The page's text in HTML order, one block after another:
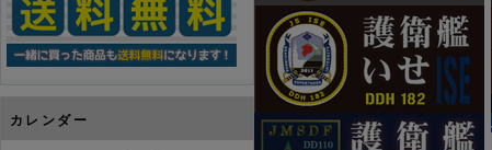
カレンダー